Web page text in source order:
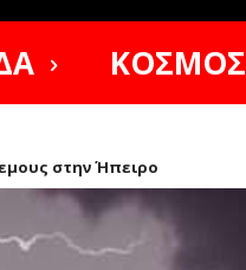
ΚΟΣΜΟΣ
στην Ήπειρο